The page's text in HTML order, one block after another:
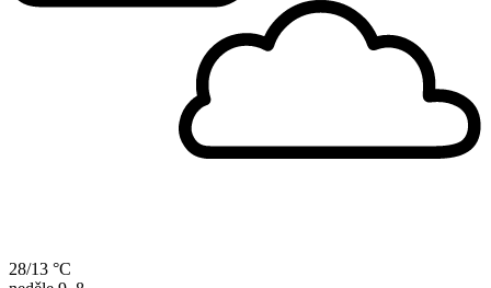
28/13 °C